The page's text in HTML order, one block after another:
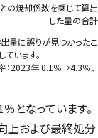
の焼却係数を乗じて算出
した量の合計
量に誤りが見つかったこ
います。
：2023年 0.1％→4.3％、
となっています。
上および最終処分